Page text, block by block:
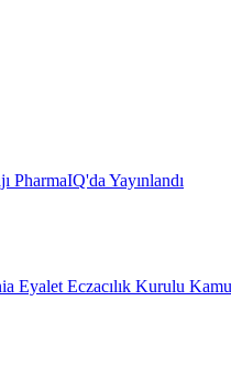
PharmaIQ'da Yayınlandı
Eyalet Eczacılık Kurulu